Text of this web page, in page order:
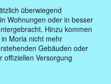
überwiegend
Wohnungen oder in besser
Hinzu kommen
Moria nicht mehr
Gebäuden oder
offiziellen Versorgung